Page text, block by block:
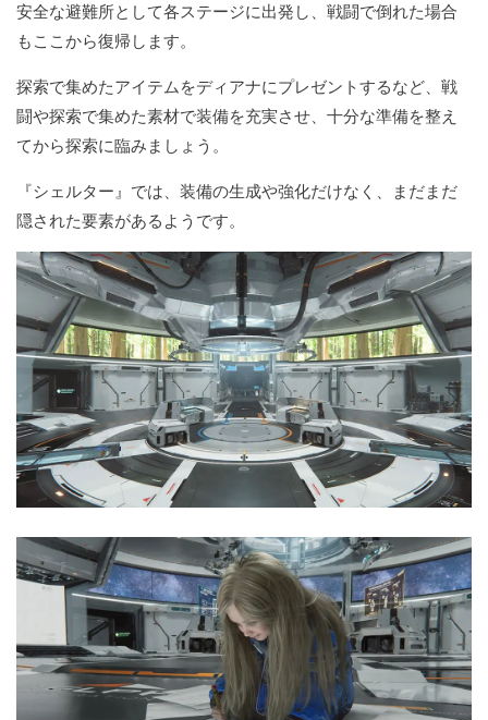
安全な避難所として各ステージに出発し、戦闘で倒れた場合
もここから復帰します。
探索で集めたアイテムをディアナにプレゼントするなど、戦
闘や探索で集めた素材で装備を充実させ、十分な準備を整え
てから探索に臨みましょう。
『シェルター』では、装備の生成や強化だけなく、まだまだ
隠された要素があるようです。